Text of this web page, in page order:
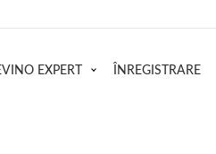
EXPERT ÎNREGISTRARE